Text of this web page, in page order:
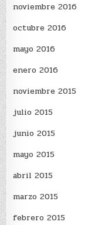
noviembre 2016
octubre 2016
mayo 2016
enero 2016
noviembre 2015
julio 2015
junio 2015
mayo 2015
abril 2015
marzo 2015
febrero 2015